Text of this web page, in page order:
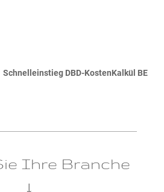
Schnelleinstieg DBD-KostenKalkül BE
Ihre Branche
↓